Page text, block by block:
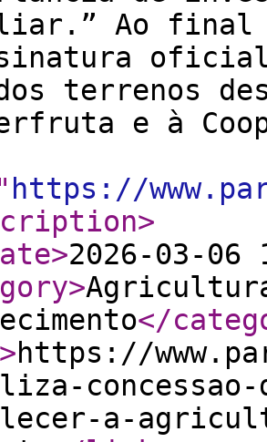
Ao final
oficial
terrenos
e à
https://
>
>2026-03-06
>
</
>https://
a-